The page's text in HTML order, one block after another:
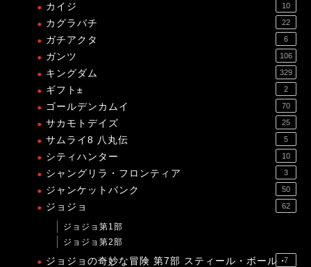
カイジ 10
カグラバチ 22
ガチアクタ 6
ガンツ 106
キングダム 329
ギフト± 2
ゴールデンカムイ 70
サカモトデイズ 25
サムライ8 八丸伝 5
シティハンター 10
シャングリラ・フロンティア 3
ジャンケットバンク 50
ジョジョ 62
ジョジョ第1部
ジョジョ第2部
ジョジョの奇妙な冒険 第7部 スティール・ボール・
7